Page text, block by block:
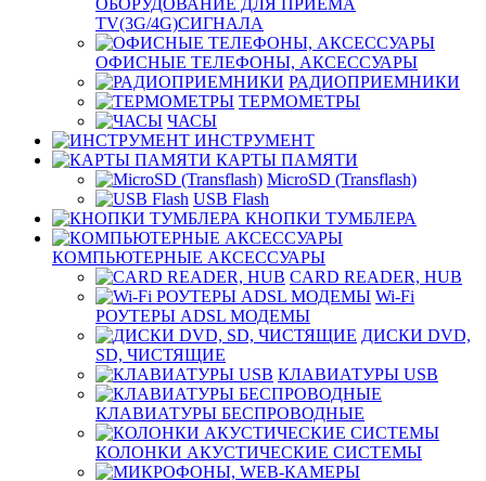
ОБОРУДОВАНИЕ ДЛЯ ПРИЕМА
TV(3G/4G)СИГНАЛА
ОФИСНЫЕ ТЕЛЕФОНЫ, АКСЕССУАРЫ
РАДИОПРИЕМНИКИ
ТЕРМОМЕТРЫ
ЧАСЫ
ИНСТРУМЕНТ
КАРТЫ ПАМЯТИ
MicroSD (Transflash)
USB Flash
КНОПКИ ТУМБЛЕРА
КОМПЬЮТЕРНЫЕ АКСЕССУАРЫ
CARD READER, HUB
Wi-Fi
РОУТЕРЫ ADSL МОДЕМЫ
ДИСКИ DVD,
SD, ЧИСТЯЩИЕ
КЛАВИАТУРЫ USB
КЛАВИАТУРЫ БЕСПРОВОДНЫЕ
КОЛОНКИ АКУСТИЧЕСКИЕ СИСТЕМЫ